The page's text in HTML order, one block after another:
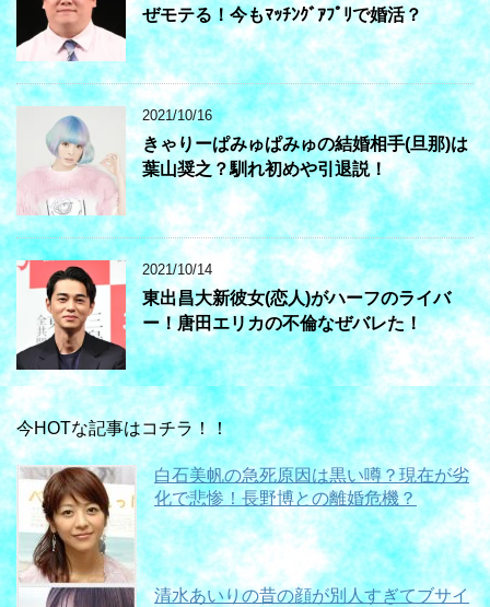
ぜモテる！今もﾏｯﾁﾝｸﾞｱﾌﾟﾘで婚活？
2021/10/16
きゃりーぱみゅぱみゅの結婚相手(旦那)は
葉山奨之？馴れ初めや引退説！
2021/10/14
東出昌大新彼女(恋人)がハーフのライバ
ー！唐田エリカの不倫なぜバレた！
今HOTな記事はコチラ！！
白石美帆の急死原因は黒い噂？現在が劣
化で悲惨！長野博との離婚危機？
清水あいりの昔の顔が別人すぎてブサイ